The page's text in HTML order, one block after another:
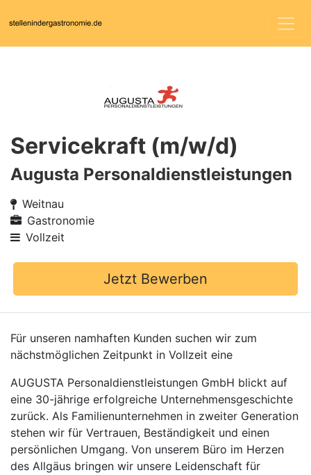
Servicekraft (m/w/d)
Augusta Personaldienstleistungen
Weitnau
Gastronomie
Vollzeit
Jetzt Bewerben
Für unseren namhaften Kunden suchen wir zum
nächstmöglichen Zeitpunkt in Vollzeit eine
AUGUSTA Personaldienstleistungen GmbH blickt auf
eine 30-jährige erfolgreiche Unternehmensgeschichte
zurück. Als Familienunternehmen in zweiter Generation
stehen wir für Vertrauen, Beständigkeit und einen
persönlichen Umgang. Von unserem Büro im Herzen
des Allgäus bringen wir unsere Leidenschaft für